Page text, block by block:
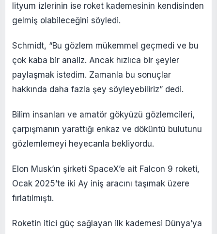
lityum izlerinin ise roket kademesinin kendisinden
gelmiş olabileceğini söyledi.
Schmidt, “Bu gözlem mükemmel geçmedi ve bu
çok kaba bir analiz. Ancak hızlıca bir şeyler
paylaşmak istedim. Zamanla bu sonuçlar
hakkında daha fazla şey söyleyebiliriz” dedi.
Bilim insanları ve amatör gökyüzü gözlemcileri,
çarpışmanın yarattığı enkaz ve döküntü bulutunu
gözlemlemeyi heyecanla bekliyordu.
Elon Musk’ın şirketi SpaceX’e ait Falcon 9 roketi,
Ocak 2025’te iki Ay iniş aracını taşımak üzere
fırlatılmıştı.
Roketin itici güç sağlayan ilk kademesi Dünya’ya